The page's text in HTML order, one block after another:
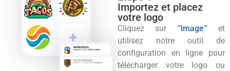
Importez et placez
votre logo
Cliquez sur “image” et
utilisez notre outil de
configuration en ligne pour
télécharger votre logo ou